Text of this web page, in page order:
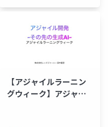
【アジャイルラーニン
グウィーク】アジャイ